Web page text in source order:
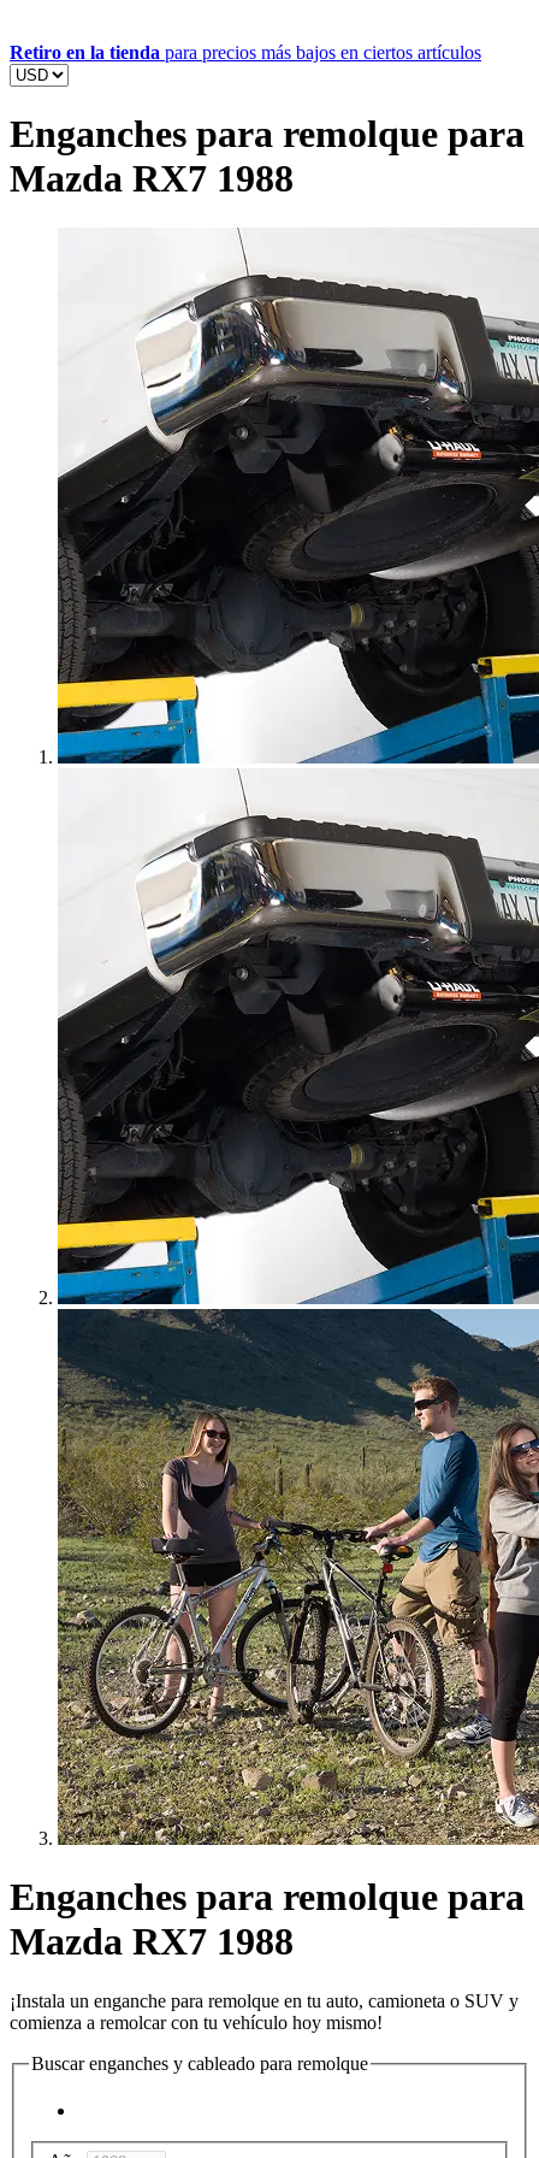
Retiro en la tienda para precios más bajos en ciertos artículos
Enganches para remolque para
Mazda RX7 1988
Enganches para remolque para
Mazda RX7 1988
¡Instala un enganche para remolque en tu auto, camioneta o SUV y
comienza a remolcar con tu vehículo hoy mismo!
Buscar enganches y cableado para remolque